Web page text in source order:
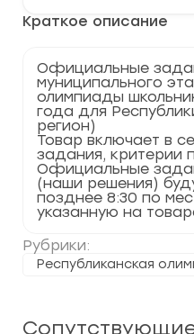
Краткое описание
Официальные
муниципального
олимпиады
года для
регион)
Товар включает в
задания, критерии
Официальные
(наши решения)
позднее 8:30 по
указанную на
Рубрики:
Республиканская
РОШ.Татарский
учащихся
русскоязычных
групп
школ
с
русским
языком
обучения
2023-
2024
(муниципальный
задания
и
ответы